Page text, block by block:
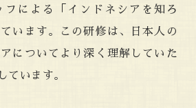
フによる「インドネシアを知ろ
います。この研修は、日本人の
についてより深く理解していた
ています。